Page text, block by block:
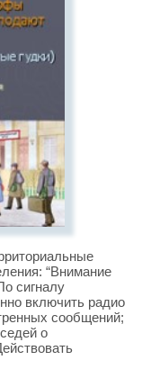
“Внимание
сигналу
включить радио
сообщений;
о